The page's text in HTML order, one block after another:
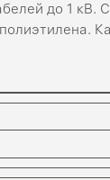
до 1